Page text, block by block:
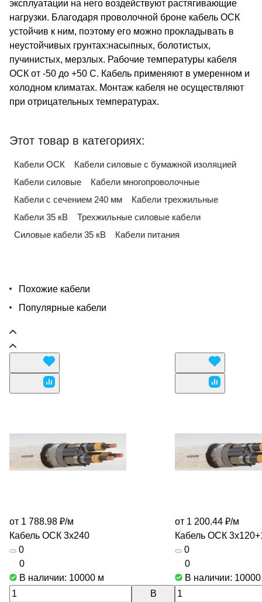
эксплуатации на него воздействуют растягивающие
нагрузки. Благодаря проволочной броне кабель ОСК
устойчив к ним, поэтому его можно прокладывать в
неустойчивых грунтах:насыпных, болотистых,
пучинистых, мерзлых. Рабочие температуры кабеля
ОСК от -50 до +50 С. Кабель применяют в умеренном и
холодном климатах. Монтаж кабеля не осуществляют
при отрицательных температурах.
Этот товар в категориях:
Кабели ОСК
Кабели силовые с бумажной изоляцией
Кабели силовые
Кабели многопроволочные
Кабели с сечением 240 мм
Кабели трехжильные
Кабели 35 кВ
Трехжильные силовые кабели
Силовые кабели 35 кВ
Кабели питания
Похожие кабели
Популярные кабели
от 1 788.98 ₽/м
Кабель ОСК 3х240
0
0
В наличии: 10000 м
В
от 1 200.44 ₽/м
Кабель ОСК
0
0
В наличии: